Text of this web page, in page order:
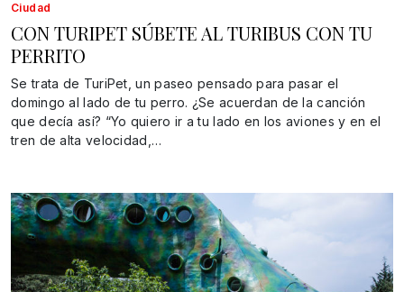
Ciudad
CON TURIPET SÚBETE AL TURIBUS CON TU
PERRITO
Se trata de TuriPet, un paseo pensado para pasar el
domingo al lado de tu perro. ¿Se acuerdan de la canción
que decía así? “Yo quiero ir a tu lado en los aviones y en el
tren de alta velocidad,…